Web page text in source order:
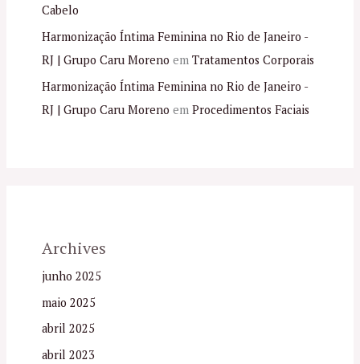
Cabelo
Harmonização Íntima Feminina no Rio de Janeiro -
RJ | Grupo Caru Moreno em Tratamentos Corporais
Harmonização Íntima Feminina no Rio de Janeiro -
RJ | Grupo Caru Moreno em Procedimentos Faciais
Archives
junho 2025
maio 2025
abril 2025
abril 2023